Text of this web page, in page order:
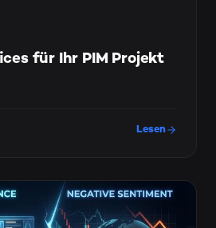
für Ihr PIM Projekt
Lesen